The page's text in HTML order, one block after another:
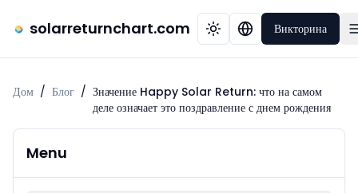
solarreturnchart.com Викторина
Дом / Блог / Значение Happy Solar Return: что на самом
деле означает это поздравление с днем рождения
Menu